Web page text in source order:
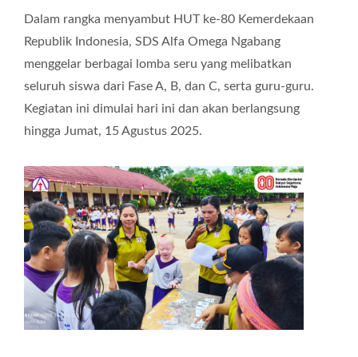
Dalam rangka menyambut HUT ke-80 Kemerdekaan
Republik Indonesia, SDS Alfa Omega Ngabang
menggelar berbagai lomba seru yang melibatkan
seluruh siswa dari Fase A, B, dan C, serta guru-guru.
Kegiatan ini dimulai hari ini dan akan berlangsung
hingga Jumat, 15 Agustus 2025.